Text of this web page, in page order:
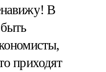
В
приходят